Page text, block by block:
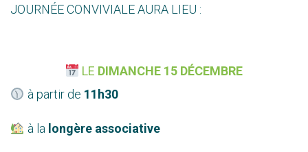
JOURNÉE CONVIVIALE AURA LIEU :
LE DIMANCHE 15 DÉCEMBRE
à partir de 11h30
à la longère associative